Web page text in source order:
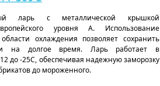
ларь с металлической крышкой
уровня А. Использование
охлаждения позволяет сохранить
на долгое время. Ларь работает в
до -25С, обеспечивая надежную заморозку
до мороженного.